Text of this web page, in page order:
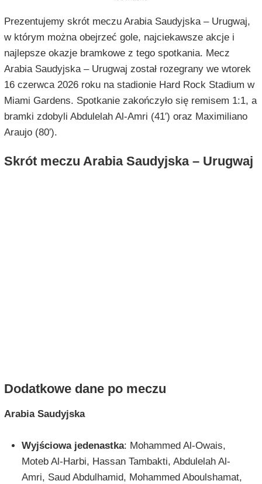
Prezentujemy skrót meczu Arabia Saudyjska – Urugwaj,
w którym można obejrzeć gole, najciekawsze akcje i
najlepsze okazje bramkowe z tego spotkania. Mecz
Arabia Saudyjska – Urugwaj został rozegrany we wtorek
16 czerwca 2026 roku na stadionie Hard Rock Stadium w
Miami Gardens. Spotkanie zakończyło się remisem 1:1, a
bramki zdobyli Abdulelah Al-Amri (41′) oraz Maximiliano
Araujo (80′).
Skrót meczu Arabia Saudyjska – Urugwaj
Dodatkowe dane po meczu
Arabia Saudyjska
Wyjściowa jedenastka: Mohammed Al-Owais,
Moteb Al-Harbi, Hassan Tambakti, Abdulelah Al-
Amri, Saud Abdulhamid, Mohammed Aboulshamat,